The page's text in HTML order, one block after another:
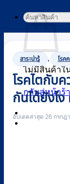
ไม่มีสินค้าใ
กลับสู่หน้าร้
0
ค้นหา:
สาระน่ารู้ , โรค
โรคไตกับ
กันได้ยังไง
อัปเดตล่าสุด 26 กรกฎ